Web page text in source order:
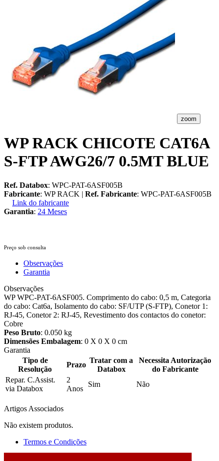
zoom
WP RACK CHICOTE CAT6A
S-FTP AWG26/7 0.5MT BLUE
Ref. Databox: WPC-PAT-6ASF005B
Fabricante: WP RACK | Ref. Fabricante: WPC-PAT-6ASF005B
Link do fabricante
Garantia: 24 Meses
Preço sob consulta
Observações
Garantia
Observações
WP WPC-PAT-6ASF005. Comprimento do cabo: 0,5 m, Categoria
do cabo: Cat6a, Isolamento do cabo: SF/UTP (S-FTP), Conetor 1:
RJ-45, Conetor 2: RJ-45, Revestimento dos contactos do conetor:
Cobre
Peso Bruto: 0.050 kg
Dimensões Embalagem: 0 X 0 X 0 cm
Garantia
Tipo de
Resolução
Prazo
Tratar com a
Databox
Necessita Autorização
do Fabricante
Repar. C.Assist.
via Databox
2
Anos
Sim Não
Artigos Associados
Não existem produtos.
Termos e Condições